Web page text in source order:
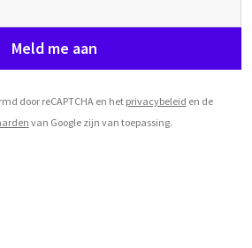
Meld me aan
door reCAPTCHA en het privacybeleid en de
van Google zijn van toepassing.